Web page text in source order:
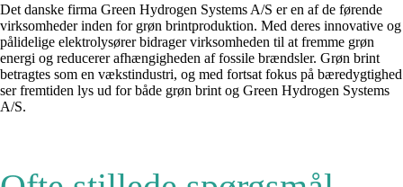
Det danske firma Green Hydrogen Systems A/S er en af de førende
virksomheder inden for grøn brintproduktion. Med deres innovative og
pålidelige elektrolysører bidrager virksomheden til at fremme grøn
energi og reducerer afhængigheden af fossile brændsler. Grøn brint
betragtes som en vækstindustri, og med fortsat fokus på bæredygtighed
ser fremtiden lys ud for både grøn brint og Green Hydrogen Systems
A/S.